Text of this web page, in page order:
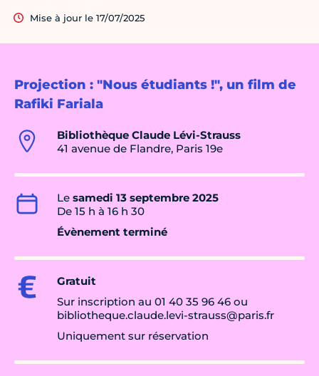
Projection : "Nous étudiants !", un film de
Rafiki Fariala
Bibliothèque Claude Lévi-Strauss
41 avenue de Flandre, Paris 19e
Le samedi 13 septembre 2025
De 15 h à 16 h 30
Évènement terminé
Gratuit
Sur inscription au 01 40 35 96 46 ou
bibliotheque.claude.levi-strauss@paris.fr
Uniquement sur réservation
Mise à jour le 17/07/2025